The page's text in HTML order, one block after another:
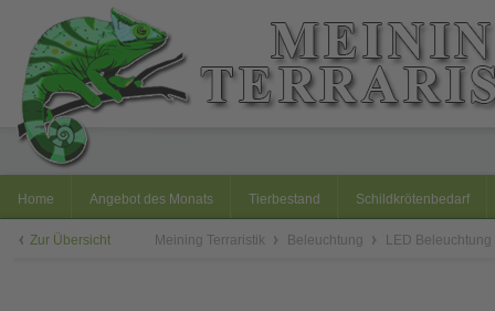
Home Angebot des Monats Tierbestand Schildkrötenbedarf
Zur Übersicht Meining Terraristik Beleuchtung LED Beleuchtung